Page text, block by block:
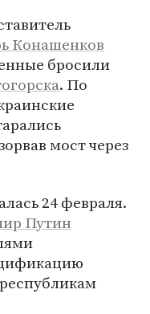
Конашенков
бросили
. По
мост через
24 февраля.
Путин